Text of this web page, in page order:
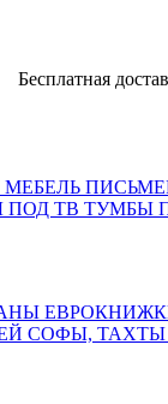
доставка,
ПОД ТВ ТУМБЫ
СОФЫ, ТАХТЫ